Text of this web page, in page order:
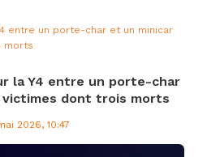
entre un porte-char et un minicar
morts
la Y4 entre un porte-char
dont trois morts
2026, 10:47